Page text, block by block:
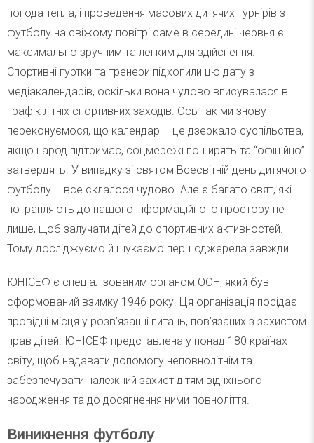
погода тепла, і проведення масових дитячих турнірів з
футболу на свіжому повітрі саме в середині червня є
максимально зручним та легким для здійснення.
Спортивні гуртки та тренери підхопили цю дату з
медіакалендарів, оскільки вона чудово вписувалася в
графік літніх спортивних заходів. Ось так ми знову
переконуємося, що календар – це дзеркало суспільства,
якщо народ підтримає, соцмережі поширять та “офіційно”
затвердять. У випадку зі святом Всесвітній день дитячого
футболу – все склалося чудово. Але є багато свят, які
потрапляють до нашого інформаційного простору не
лише, щоб залучати дітей до спортивних активностей.
Тому досліджуємо й шукаємо першоджерела завжди.
ЮНІСЕФ є спеціалізованим органом ООН, який був
сформований взимку 1946 року. Ця організація посідає
провідні місця у розв’язанні питань, пов’язаних з захистом
прав дітей. ЮНІСЕФ представлена у понад 180 країнах
світу, щоб надавати допомогу неповнолітнім та
забезпечувати належний захист дітям від їхнього
народження та до досягнення ними повноліття.
Виникнення футболу